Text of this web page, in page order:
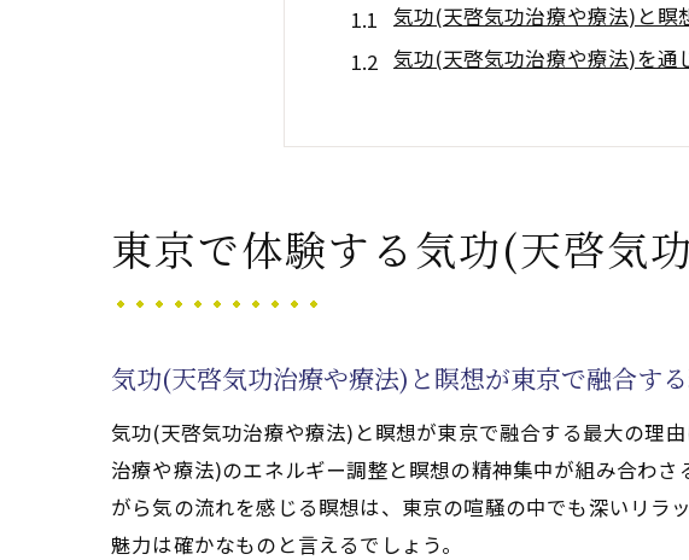
気功(天啓気功治療や療法)と瞑
気功(天啓気功治療や療法)を通
瞑想と気功(天啓気功治療や療
東京開催の気功(天啓気功治療
天啓気功治療や療法で活性化する
気功(天啓気功治療や療法)教室
初心者が安心できる気功(天啓
天啓気功治療や療法で活性化
天啓気功治療や療法で活性化する
天啓気功治療や療法で活性化
東京で体験する気功(天啓気
気功(天啓気功治療や療法)と瞑想が東京で融合す
気功(天啓気功治療や療法)と瞑想が東京で融合する最大の理
治療や療法)のエネルギー調整と瞑想の精神集中が組み合わ
がら気の流れを感じる瞑想は、東京の喧騒の中でも深いリラ
魅力は確かなものと言えるでしょう。